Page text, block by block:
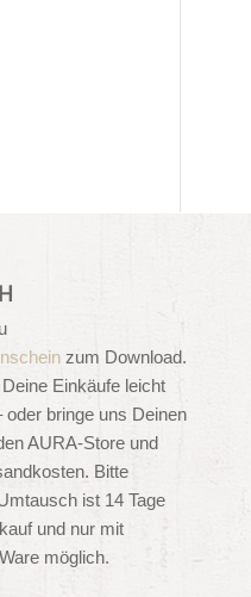
zum Download.
Einkäufe leicht
oder bringe uns Deinen
AURA-Store und
Bitte
ist 14 Tage
und nur mit
möglich.